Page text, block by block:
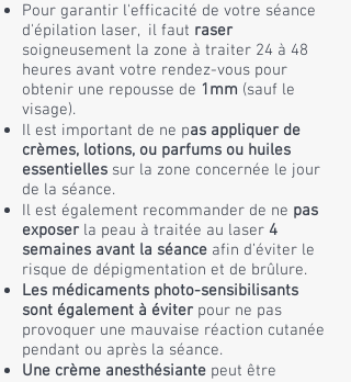
Pour garantir l'efficacité de votre séance
d'épilation laser, il faut raser
soigneusement la zone à traiter 24 à 48
heures avant votre rendez-vous pour
obtenir une repousse de 1mm (sauf le
visage).
Il est important de ne pas appliquer de
crèmes, lotions, ou parfums ou huiles
essentielles sur la zone concernée le jour
de la séance.
Il est également recommander de ne pas
exposer la peau à traitée au laser 4
semaines avant la séance afin d’éviter le
risque de dépigmentation et de brûlure.
Les médicaments photo-sensibilisants
sont également à éviter pour ne pas
provoquer une mauvaise réaction cutanée
pendant ou après la séance.
Une crème anesthésiante peut être